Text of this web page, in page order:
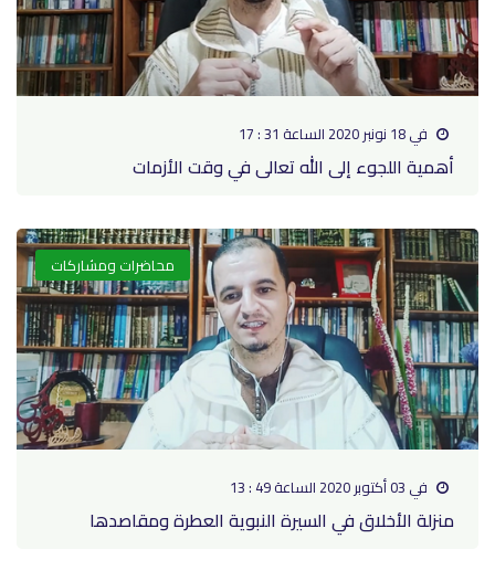
في 18 نونبر 2020 الساعة 31 : 17
أهمية اللجوء إلى الله تعالى في وقت الأزمات
محاضرات ومشاركات
في 03 أكتوبر 2020 الساعة 49 : 13
منزلة الأخلاق في السيرة النبوية العطرة ومقاصدها